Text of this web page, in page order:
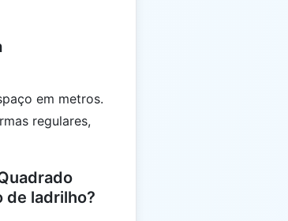
em metros.
regulares,
de ladrilho?